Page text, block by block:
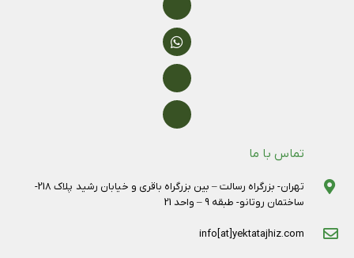
تماس با ما
تهران- بزرگراه رسالت – بین بزرگراه باقری و خیابان رشید پلاک 218-
ساختمان روتانو- طبقه 9 – واحد 21
info[at]yektatajhiz.com